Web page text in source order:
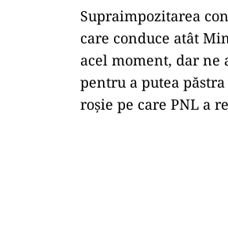
Supraimpozitarea
care conduce atât
acel moment, dar ne
pentru a putea
roșie pe care PNL a